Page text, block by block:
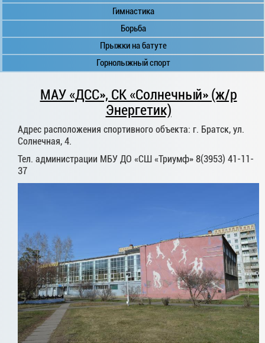
Гимнастика
Борьба
Прыжки на батуте
Горнолыжный спорт
МАУ «ДСС», СК «Солнечный» (ж/р
Энергетик)
Адрес расположения спортивного объекта: г. Братск, ул.
Солнечная, 4.
Тел. администрации МБУ ДО «СШ «Триумф» 8(3953) 41-11-
37